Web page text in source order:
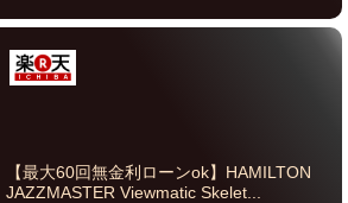
【最大60回無金利ローンok】HAMILTON
JAZZMASTER Viewmatic Skelet...